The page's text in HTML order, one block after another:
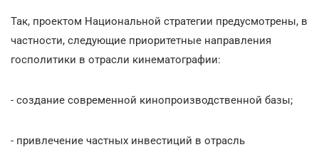
Так, проектом Национальной стратегии предусмотрены, в
частности, следующие приоритетные направления
госполитики в отрасли кинематографии:
- создание современной кинопроизводственной базы;
- привлечение частных инвестиций в отрасль